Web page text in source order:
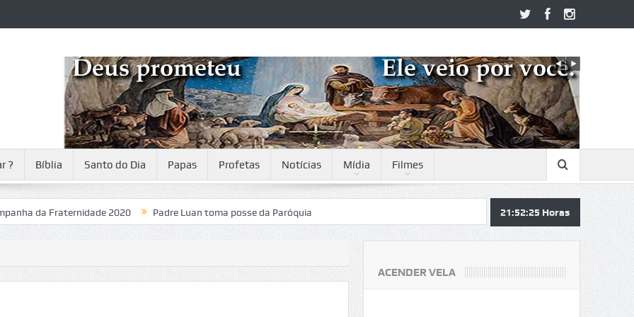
? Bíblia Santo do Dia Papas Profetas Notícias Mídia Filmes
Fraternidade 2020 Padre Luan toma posse da Paróquia 21:52:25 Horas
ACENDER VELA